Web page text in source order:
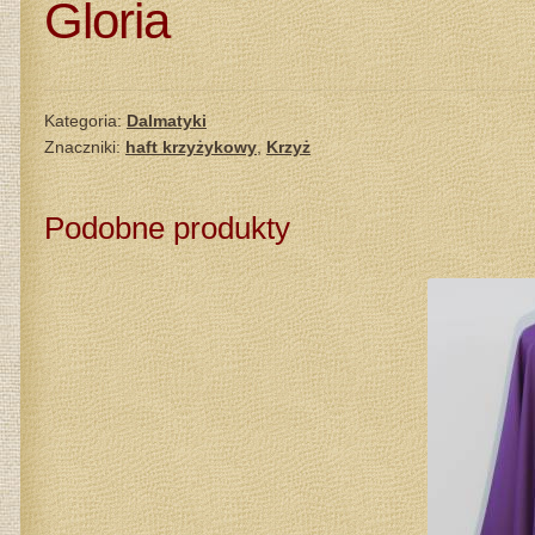
Gloria
Kategoria:Dalmatyki
Znaczniki:haft krzyżykowy,Krzyż
Podobne produkty